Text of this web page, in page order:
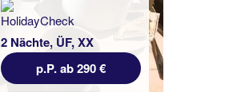
2 Nächte, ÜF, XX
p.P. ab 290 €